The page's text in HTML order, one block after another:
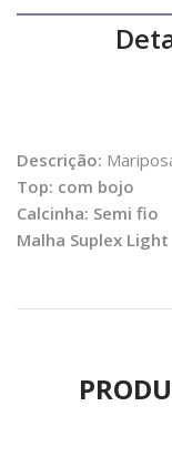
Descrição:
Top: com bojo
Calcinha: Semi fio
Malha Suplex Light